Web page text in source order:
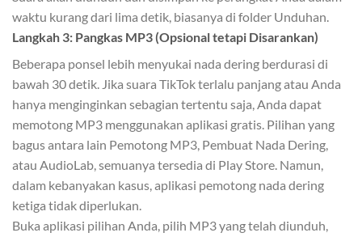
waktu kurang dari lima detik, biasanya di folder Unduhan.
Langkah 3: Pangkas MP3 (Opsional tetapi Disarankan)
Beberapa ponsel lebih menyukai nada dering berdurasi di
bawah 30 detik. Jika suara TikTok terlalu panjang atau Anda
hanya menginginkan sebagian tertentu saja, Anda dapat
memotong MP3 menggunakan aplikasi gratis. Pilihan yang
bagus antara lain Pemotong MP3, Pembuat Nada Dering,
atau AudioLab, semuanya tersedia di Play Store. Namun,
dalam kebanyakan kasus, aplikasi pemotong nada dering
ketiga tidak diperlukan.
Buka aplikasi pilihan Anda, pilih MP3 yang telah diunduh,